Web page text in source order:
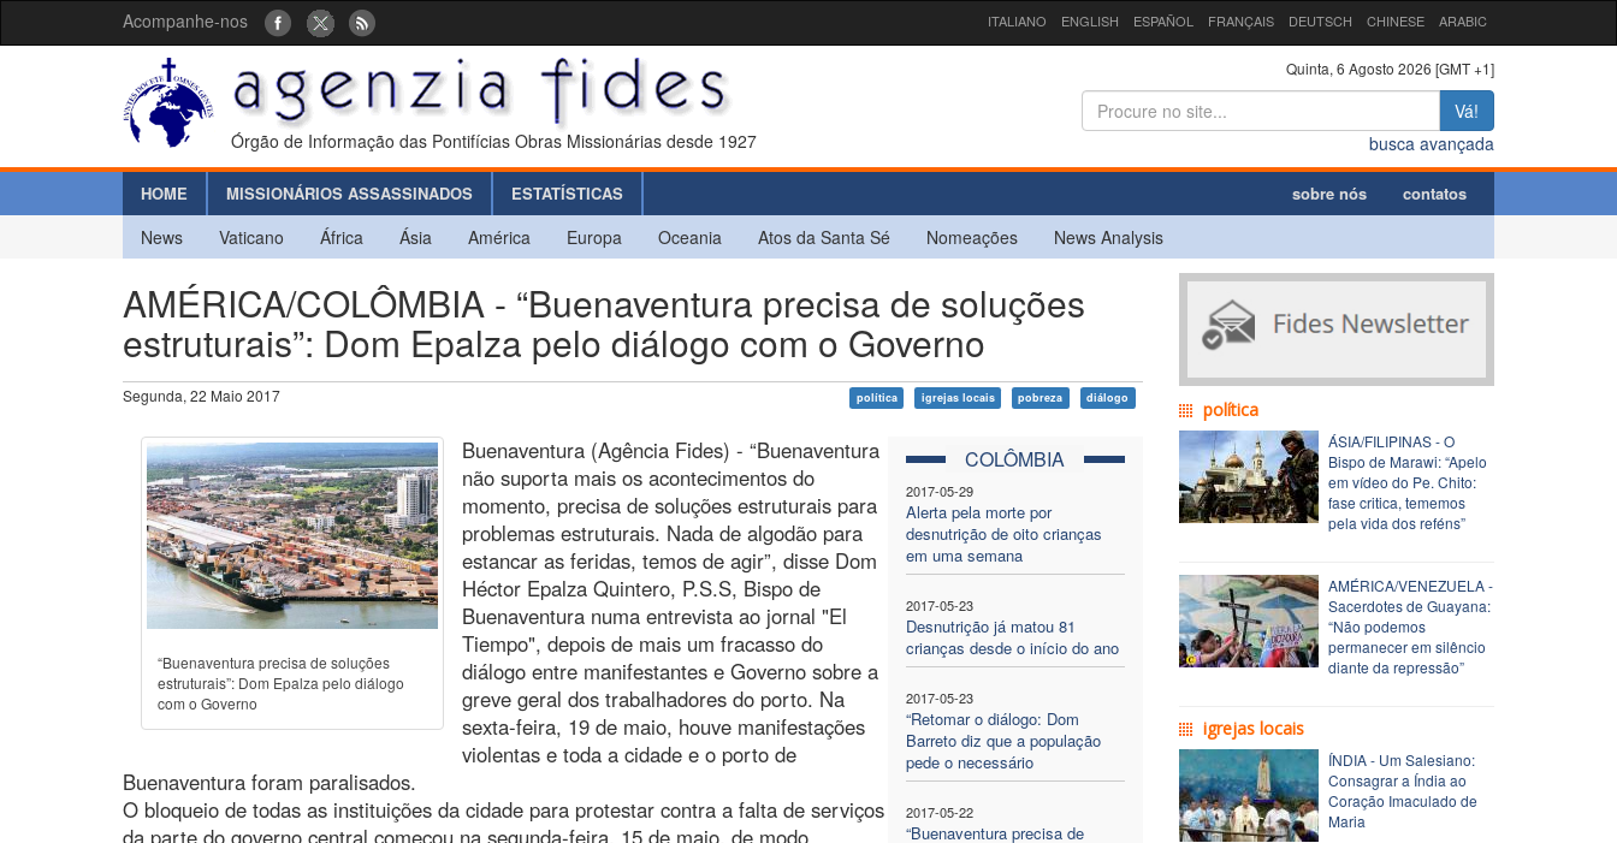
Acompanhe-nos ITALIANO ENGLISH ESPAÑOL FRANÇAIS DEUTSCH CHINESE ARABIC
Órgão de Informação das Pontifícias Obras Missionárias desde 1927
Quinta, 6 Agosto 2026 [GMT +1]
Vá!
busca avançada
HOME MISSIONÁRIOS ASSASSINADOS ESTATÍSTICAS sobre nós contatos
News Vaticano África Ásia América Europa Oceania Atos da Santa Sé Nomeações News Analysis
AMÉRICA/COLÔMBIA - “Buenaventura precisa de soluções
estruturais”: Dom Epalza pelo diálogo com o Governo
Segunda, 22 Maio 2017 política igrejas locais pobreza diálogo
“Buenaventura precisa de soluções
estruturais”: Dom Epalza pelo diálogo
com o Governo
COLÔMBIA
2017-05-29
Alerta pela morte por
desnutrição de oito crianças
em uma semana
2017-05-23
Desnutrição já matou 81
crianças desde o início do ano
2017-05-23
“Retomar o diálogo: Dom
Barreto diz que a população
pede o necessário
2017-05-22
“Buenaventura precisa de
Buenaventura (Agência Fides) - “Buenaventura
não suporta mais os acontecimentos do
momento, precisa de soluções estruturais para
problemas estruturais. Nada de algodão para
estancar as feridas, temos de agir”, disse Dom
Héctor Epalza Quintero, P.S.S, Bispo de
Buenaventura numa entrevista ao jornal "El
Tiempo", depois de mais um fracasso do
diálogo entre manifestantes e Governo sobre a
greve geral dos trabalhadores do porto. Na
sexta-feira, 19 de maio, houve manifestações
violentas e toda a cidade e o porto de
Buenaventura foram paralisados.
O bloqueio de todas as instituições da cidade para protestar contra a falta de serviços
da parte do governo central começou na segunda-feira, 15 de maio, de modo
política
ÁSIA/FILIPINAS - O
Bispo de Marawi: “Apelo
em vídeo do Pe. Chito:
fase critica, tememos
pela vida dos reféns”
AMÉRICA/VENEZUELA -
Sacerdotes de Guayana:
“Não podemos
permanecer em silêncio
diante da repressão”
igrejas locais
ÍNDIA - Um Salesiano:
Consagrar a Índia ao
Coração Imaculado de
Maria